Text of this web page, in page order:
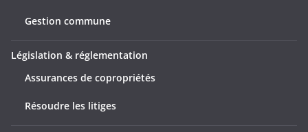
Gestion commune
Législation & réglementation
Assurances de copropriétés
Résoudre les litiges